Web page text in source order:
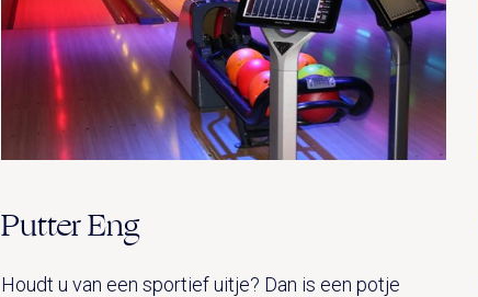
Putter Eng
Houdt u van een sportief uitje? Dan is een potje